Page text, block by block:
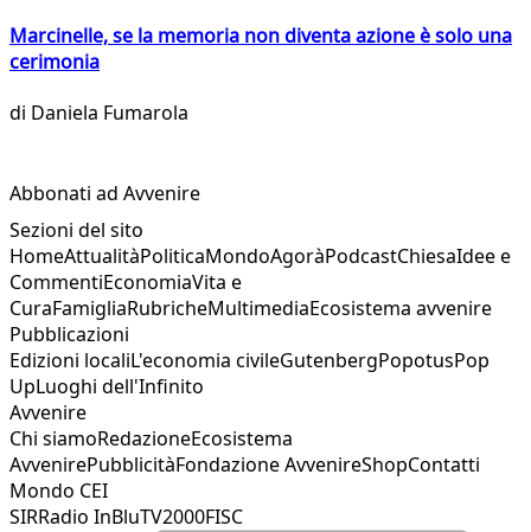
Marcinelle, se la memoria non diventa azione è solo una
cerimonia
di Daniela Fumarola
Abbonati ad Avvenire
Sezioni del sito
HomeAttualitàPoliticaMondoAgoràPodcastChiesaIdee e
CommentiEconomiaVita e
CuraFamigliaRubricheMultimediaEcosistema avvenire
Pubblicazioni
Edizioni localiL'economia civileGutenbergPopotusPop
UpLuoghi dell'Infinito
Avvenire
Chi siamoRedazioneEcosistema
AvvenirePubblicitàFondazione AvvenireShopContatti
Mondo CEI
SIRRadio InBluTV2000FISC